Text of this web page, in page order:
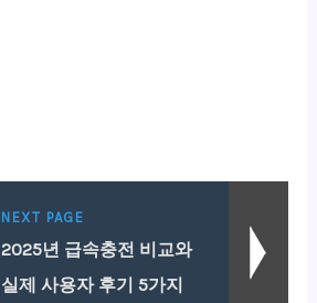
NEXT PAGE
2025년 급속충전 비교와
실제 사용자 후기 5가지